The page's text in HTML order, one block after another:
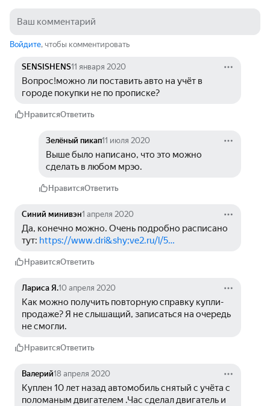
Войдите, чтобы комментировать
SENSISHENS11 января 2020
Вопрос!можно ли поставить авто на учёт в
городе покупки не по прописке?
НравитсяОтветить
Зелёный пикап11 июля 2020
Выше было написано, что это можно
сделать в любом мрэо.
НравитсяОтветить
Синий минивэн1 апреля 2020
Да, конечно можно. Очень подробно расписано
тут: https://www.dri&shy;ve2.ru/l/5…
НравитсяОтветить
Лариса Я.10 апреля 2020
Как можно получить повторную справку купли-
продаже? Я не слышащий, записаться на очередь
не смогли.
НравитсяОтветить
Валерий18 апреля 2020
Куплен 10 лет назад автомобиль снятый с учёта с
поломаным двигателем .Час сделал двигатель и